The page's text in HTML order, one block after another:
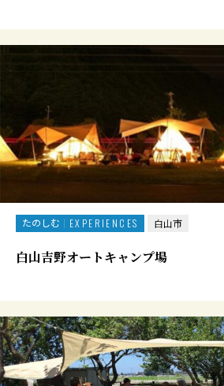
たのしむ EXPERIENCES 白山市
白山吉野オートキャンプ場